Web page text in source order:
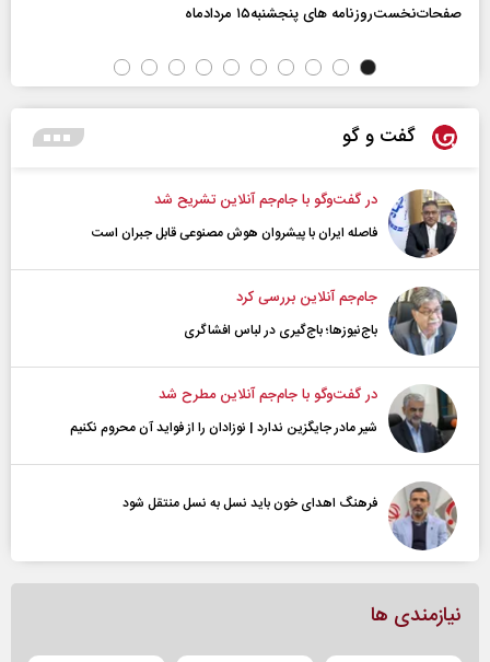
صفحات‌نخست‌روزنامه ها‌ی پنجشنبه‌۱۵ مردادماه
گفت و گو
در گفت‌و‌گو با جام‌جم آنلاین تشریح شد
فاصله ایران با پیشرو‌ان هوش مصنوعی قابل جبران است
جام‌جم آنلاین بررسی کرد
باج‌نیوزها؛ باج‌گیری در لباس افشاگری
در گفت‌و‌گو با جام‌جم آنلاین مطرح شد
شیر مادر جایگزین ندارد | نوزادان را از فواید آن محروم نکنیم
فرهنگ اهدای خون باید نسل به نسل منتقل شود
نیازمندی ها